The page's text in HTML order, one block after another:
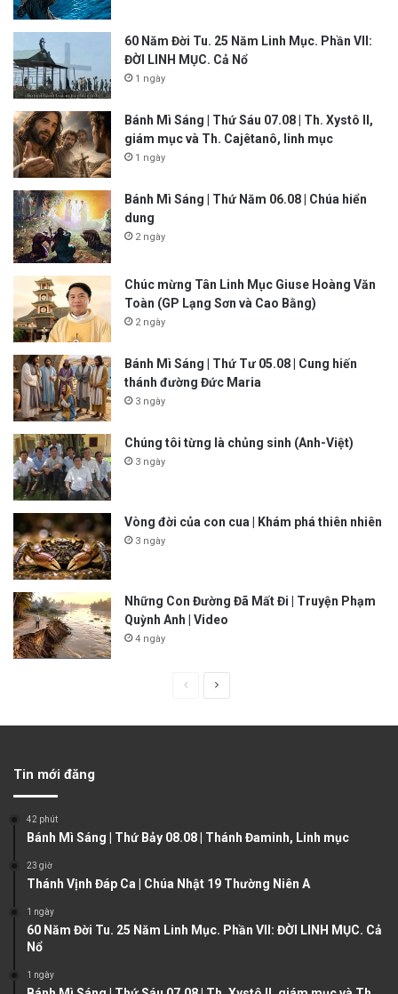
60 Năm Đời Tu. 25 Năm Linh Mục. Phần VII:
ĐỜI LINH MỤC. Cả Nổ
1 ngày
Bánh Mì Sáng | Thứ Sáu 07.08 | Th. Xystô II,
giám mục và Th. Cajêtanô, linh mục
1 ngày
Bánh Mì Sáng | Thứ Năm 06.08 | Chúa hiển
dung
2 ngày
Chúc mừng Tân Linh Mục Giuse Hoàng Văn
Toàn (GP Lạng Sơn và Cao Bằng)
2 ngày
Bánh Mì Sáng | Thứ Tư 05.08 | Cung hiến
thánh đường Đức Maria
3 ngày
Chúng tôi từng là chủng sinh (Anh-Việt)
3 ngày
Vòng đời của con cua | Khám phá thiên nhiên
3 ngày
Những Con Đường Đã Mất Đi | Truyện Phạm
Quỳnh Anh | Video
4 ngày
u
p
g
g
Tin mới đăng
42 phút
Bánh Mì Sáng | Thứ Bảy 08.08 | Thánh Đaminh, Linh mục
23 giờ
Thánh Vịnh Đáp Ca | Chúa Nhật 19 Thường Niên A
1 ngày
60 Năm Đời Tu. 25 Năm Linh Mục. Phần VII: ĐỜI LINH MỤC. Cả
Nổ
1 ngày